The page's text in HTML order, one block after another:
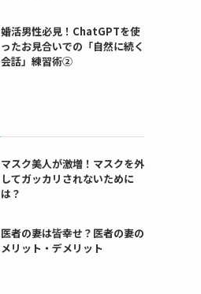
婚活男性必見！ChatGPTを使
ったお見合いでの「自然に続く
会話」練習術②
マスク美人が激増！マスクを外
してガッカリされないために
は？
医者の妻は皆幸せ？医者の妻の
メリット・デメリット